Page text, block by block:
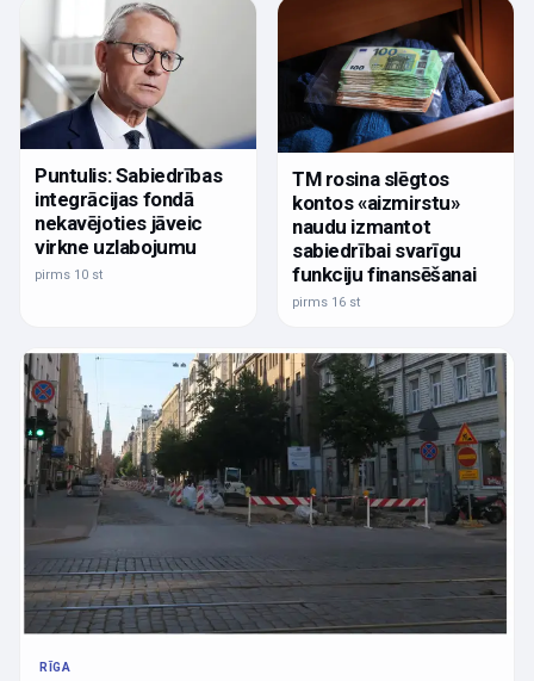
Puntulis: Sabiedrības
integrācijas fondā
nekavējoties jāveic
virkne uzlabojumu
pirms 10 st
TM rosina slēgtos
kontos «aizmirstu»
naudu izmantot
sabiedrībai svarīgu
funkciju finansēšanai
pirms 16 st
RĪGA